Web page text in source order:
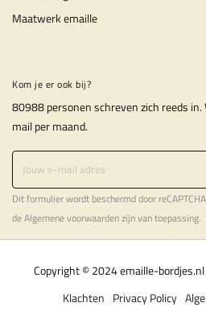
Maatwerk emaille
Kom je er ook bij?
80988 personen schreven zich reeds
mail per maand.
Dit formulier wordt beschermd door
deAlgemene voorwaardenzijn van toepassing.
Copyright © 2024 emaille-
Privacy Policy
Klachten